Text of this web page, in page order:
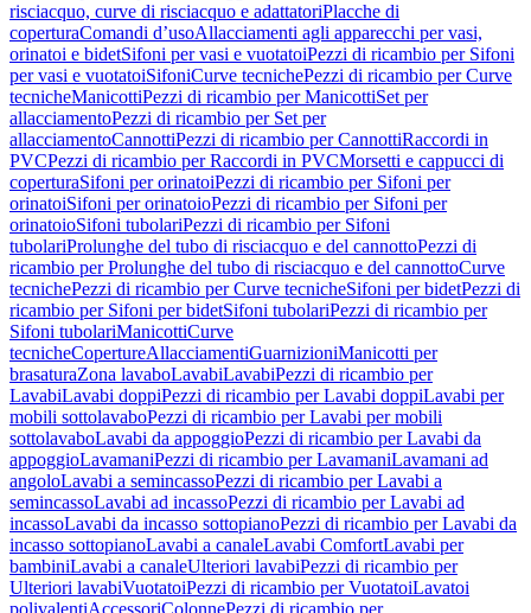
risciacquo, curve di risciacquo e adattatoriPlacche di
coperturaComandi d’usoAllacciamenti agli apparecchi per vasi,
orinatoi e bidetSifoni per vasi e vuotatoiPezzi di ricambio per Sifoni
per vasi e vuotatoiSifoniCurve tecnichePezzi di ricambio per Curve
tecnicheManicottiPezzi di ricambio per ManicottiSet per
allacciamentoPezzi di ricambio per Set per
allacciamentoCannottiPezzi di ricambio per CannottiRaccordi in
PVCPezzi di ricambio per Raccordi in PVCMorsetti e cappucci di
coperturaSifoni per orinatoiPezzi di ricambio per Sifoni per
orinatoiSifoni per orinatoioPezzi di ricambio per Sifoni per
orinatoioSifoni tubolariPezzi di ricambio per Sifoni
tubolariProlunghe del tubo di risciacquo e del cannottoPezzi di
ricambio per Prolunghe del tubo di risciacquo e del cannottoCurve
tecnichePezzi di ricambio per Curve tecnicheSifoni per bidetPezzi di
ricambio per Sifoni per bidetSifoni tubolariPezzi di ricambio per
Sifoni tubolariManicottiCurve
tecnicheCopertureAllacciamentiGuarnizioniManicotti per
brasaturaZona lavaboLavabiLavabiPezzi di ricambio per
LavabiLavabi doppiPezzi di ricambio per Lavabi doppiLavabi per
mobili sottolavaboPezzi di ricambio per Lavabi per mobili
sottolavaboLavabi da appoggioPezzi di ricambio per Lavabi da
appoggioLavamaniPezzi di ricambio per LavamaniLavamani ad
angoloLavabi a semincassoPezzi di ricambio per Lavabi a
semincassoLavabi ad incassoPezzi di ricambio per Lavabi ad
incassoLavabi da incasso sottopianoPezzi di ricambio per Lavabi da
incasso sottopianoLavabi a canaleLavabi ComfortLavabi per
bambiniLavabi a canaleUlteriori lavabiPezzi di ricambio per
Ulteriori lavabiVuotatoiPezzi di ricambio per VuotatoiLavatoi
polivalentiAccessoriColonnePezzi di ricambio per